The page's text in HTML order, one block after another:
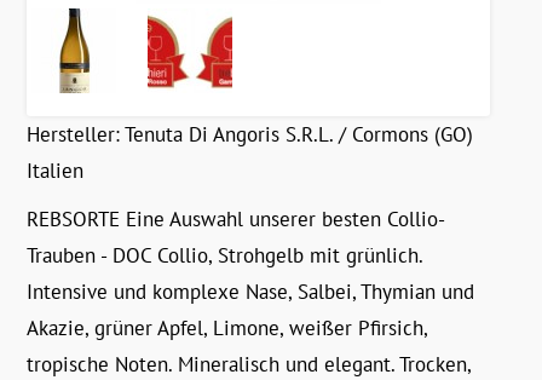
Hersteller:Tenuta Di Angoris S.R.L. / Cormons (GO)
Italien
REBSORTE Eine Auswahl unserer besten Collio-
Trauben - DOC Collio, Strohgelb mit grünlich.
Intensive und komplexe Nase, Salbei, Thymian und
Akazie, grüner Apfel, Limone, weißer Pfirsich,
tropische Noten. Mineralisch und elegant. Trocken,